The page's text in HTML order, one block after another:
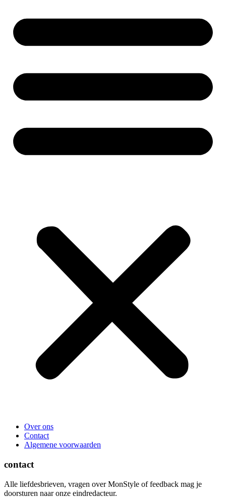
Over ons
Contact
Algemene voorwaarden
contact
Alle liefdesbrieven, vragen over MonStyle of feedback mag je
doorsturen naar onze eindredacteur.